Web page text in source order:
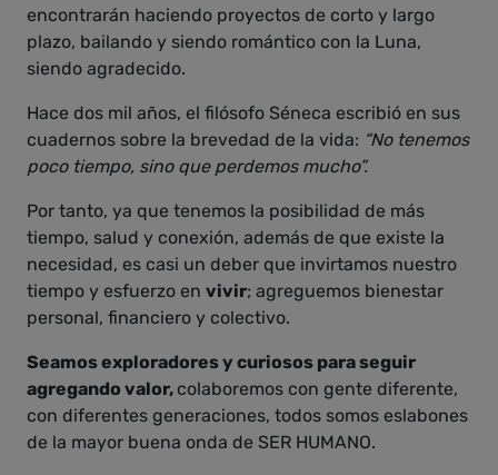
encontrarán haciendo proyectos de corto y largo
plazo, bailando y siendo romántico con la Luna,
siendo agradecido.
Hace dos mil años, el filósofo Séneca escribió en sus
cuadernos sobre la brevedad de la vida: “No tenemos
poco tiempo, sino que perdemos mucho”.
Por tanto, ya que tenemos la posibilidad de más
tiempo, salud y conexión, además de que existe la
necesidad, es casi un deber que invirtamos nuestro
tiempo y esfuerzo en vivir; agreguemos bienestar
personal, financiero y colectivo.
Seamos exploradores y curiosos para seguir
agregando valor, colaboremos con gente diferente,
con diferentes generaciones, todos somos eslabones
de la mayor buena onda de SER HUMANO.